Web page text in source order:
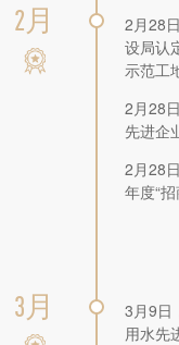
2月
2月28
设局认
示范工
2月28
先进企
2月28
年度“
3月
3月9日
用水先